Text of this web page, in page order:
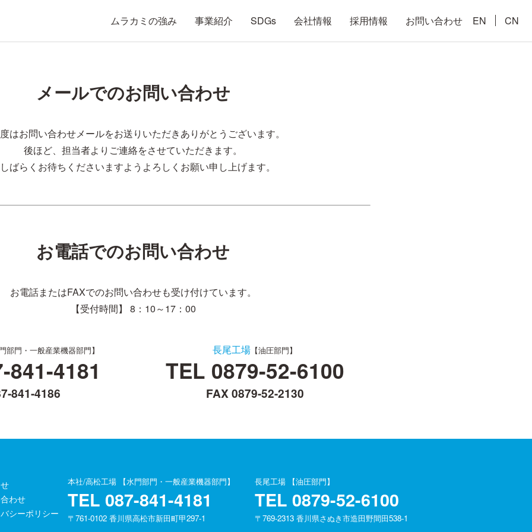
ムラカミの強み 事業紹介 SDGs 会社情報 採用情報 お問い合わせ EN CN
メールでのお問い合わせ
はお問い合わせメールをお送りいただきありがとうございます。
後ほど、担当者よりご連絡をさせていただきます。
ばらくお待ちくださいますようよろしくお願い申し上げます。
お電話でのお問い合わせ
お電話またはFAXでのお問い合わせも受け付けています。
【受付時間】 8：10～17：00
部門・一般産業機器部門】
841-4181
841-4186
長尾工場 【油圧部門】
TEL 0879-52-6100
FAX 0879-52-2130
わせ
シーポリシー
本社/高松工場 【水門部門・一般産業機器部門】
TEL 087-841-4181
〒761-0102 香川県高松市新田町甲297-1
長尾工場 【油圧部門】
TEL 0879-52-6100
〒769-2313 香川県さぬき市造田野間田538-1